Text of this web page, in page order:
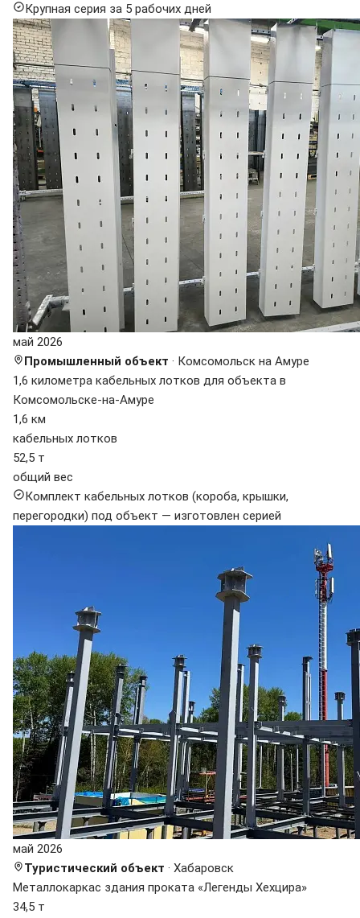
Крупная серия за 5 рабочих дней
май 2026
Промышленный объект · Комсомольск на Амуре
1,6 километра кабельных лотков для объекта в
Комсомольске-на-Амуре
1,6 км
кабельных лотков
52,5 т
общий вес
Комплект кабельных лотков (короба, крышки,
перегородки) под объект — изготовлен серией
май 2026
Туристический объект · Хабаровск
Металлокаркас здания проката «Легенды Хехцира»
34,5 т